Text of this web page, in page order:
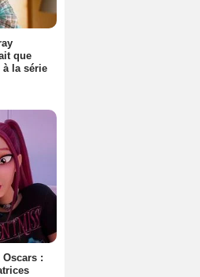
que
la série
: